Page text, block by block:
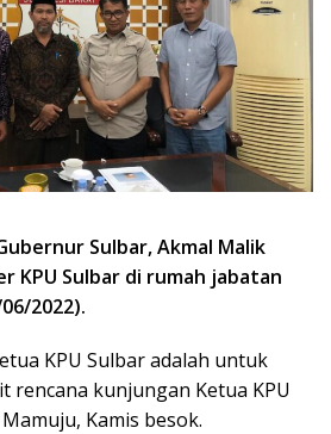
Sulbar, Akmal Malik
KPU Sulbar di rumah jabatan
2022).
KPU Sulbar adalah untuk
kunjungan Ketua KPU
Mamuju, Kamis besok.